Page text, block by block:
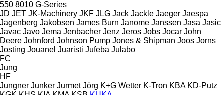
550 8010 G-Series
JD JET JK-Machinery JKF JLG Jack Jackle Jaeger Jaespa
Jagenberg Jakobsen James Burn Janome Janssen Jasa Jasic
Javac Javo Jema Jenbacher Jenz Jeros Jobs Jocar John
Deere Johnford Johnson Pump Jones & Shipman Joos Jorns
Josting Jouanel Juaristi Jufeba Julabo
FC
Jung
HF
Jungner Junker Jurmet Jörg K+G Wetter K-Tron KBA KD-Putz